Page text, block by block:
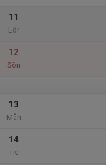
11
Lör
12
Sön
13
Mån
14
Tis